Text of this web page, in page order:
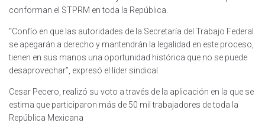
conforman el STPRM en toda la República.
“Confío en que las autoridades de la Secretaría del Trabajo Federal
se apegarán a derecho y mantendrán la legalidad en este proceso,
tienen en sus manos una oportunidad histórica que no se puede
desaprovechar”, expresó el líder sindical.
Cesar Pecero, realizó su voto a través de la aplicación en la que se
estima que participaron más de 50 mil trabajadores de toda la
República Mexicana